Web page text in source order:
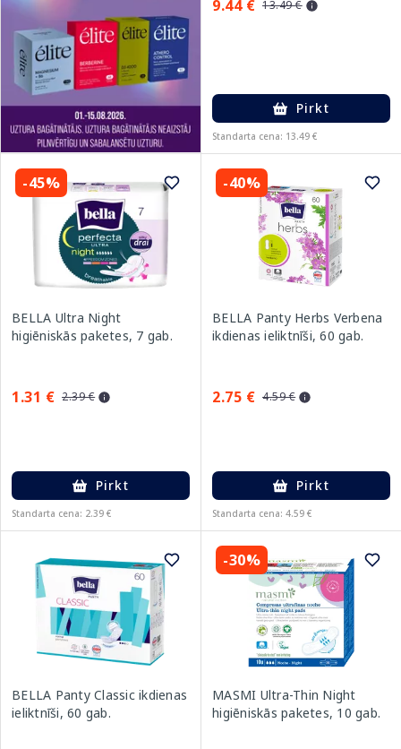
9.44 € 13.49 €
Pirkt
Standarta cena: 13.49 €
-45%
BELLA Ultra Night
higiēniskās paketes, 7 gab.
1.31 € 2.39 €
Pirkt
Standarta cena: 2.39 €
-40%
BELLA Panty Herbs Verbena
ikdienas ieliktnīši, 60 gab.
2.75 € 4.59 €
Pirkt
Standarta cena: 4.59 €
BELLA Panty Classic ikdienas
ieliktnīši, 60 gab.
-30%
MASMI Ultra-Thin Night
higiēniskās paketes, 10 gab.